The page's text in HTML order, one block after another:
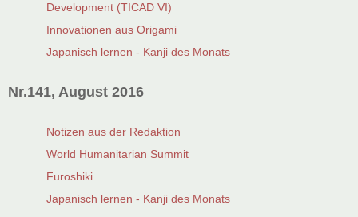
Development (TICAD VI)
Innovationen aus Origami
Japanisch lernen - Kanji des Monats
Nr.141, August 2016
Notizen aus der Redaktion
World Humanitarian Summit
Furoshiki
Japanisch lernen - Kanji des Monats